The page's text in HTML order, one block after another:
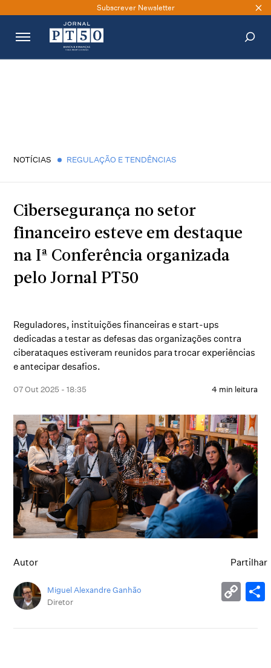
Subscrever Newsletter
NOTÍCIAS REGULAÇÃO E TENDÊNCIAS
Cibersegurança no setor
financeiro esteve em destaque
na Iª Conferência organizada
pelo Jornal PT50
Reguladores, instituições financeiras e start-ups
dedicadas a testar as defesas das organizações contra
ciberataques estiveram reunidos para trocar experiências
e antecipar desafios.
07 Out 2025 - 18:35 4 min leitura
Autor
Miguel Alexandre Ganhão
Diretor
Partilhar